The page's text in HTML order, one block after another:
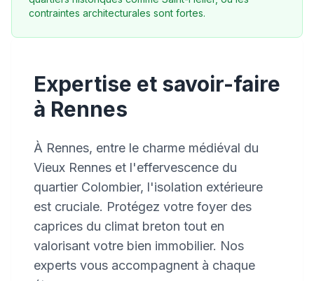
Expertise et savoir-faire
à Rennes
À Rennes, entre le charme médiéval du
Vieux Rennes et l'effervescence du
quartier Colombier, l'isolation extérieure
est cruciale. Protégez votre foyer des
caprices du climat breton tout en
valorisant votre bien immobilier. Nos
experts vous accompagnent à chaque
contraintes architecturales sont fortes.